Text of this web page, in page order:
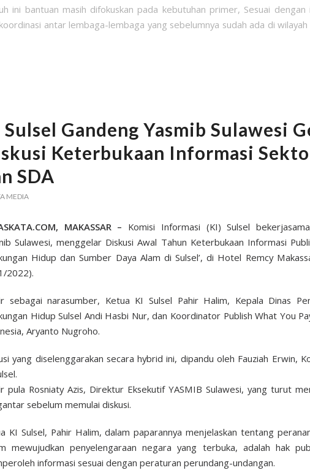
ini bantuan masih difokuskan pada kebutuhan primer, Sesuai dengan
antar lembaga-lembaga yang sebelumnya sudah ada di wilayah
Sulsel Gandeng Yasmib Sulawesi
Keterbukaan Informasi
SDA
MEDIA
MAKASSAR – Komisi Informasi (KI) Sulsel
Sulawesi, menggelar Diskusi Awal Tahun Keterbukaan Informasi
Hidup dan Sumber Daya Alam di Sulsel’, di Hotel Remcy
2022).
sebagai narasumber, Ketua KI Sulsel Pahir Halim, Kepala Dinas
Hidup Sulsel Andi Hasbi Nur, dan Koordinator Publish What You
Aryanto Nugroho.
yang diselenggarakan secara hybrid ini, dipandu oleh Fauziah Erwin,
pula Rosniaty Azis, Direktur Eksekutif YASMIB Sulawesi, yang turut
sebelum memulai diskusi.
KI Sulsel, Pahir Halim, dalam paparannya menjelaskan tentang
mewujudkan penyelengaraan negara yang terbuka, adalah hak
informasi sesuai dengan peraturan perundang-undangan.